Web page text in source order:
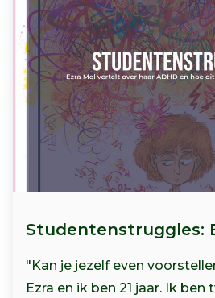
Studentenstruggles:
"Kan je jezelf even
Ezra en ik ben 21 jaar. Ik ben